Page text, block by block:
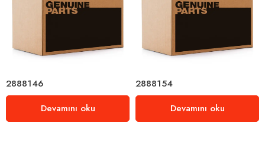
2888146
Devamını oku
2888154
Devamını oku